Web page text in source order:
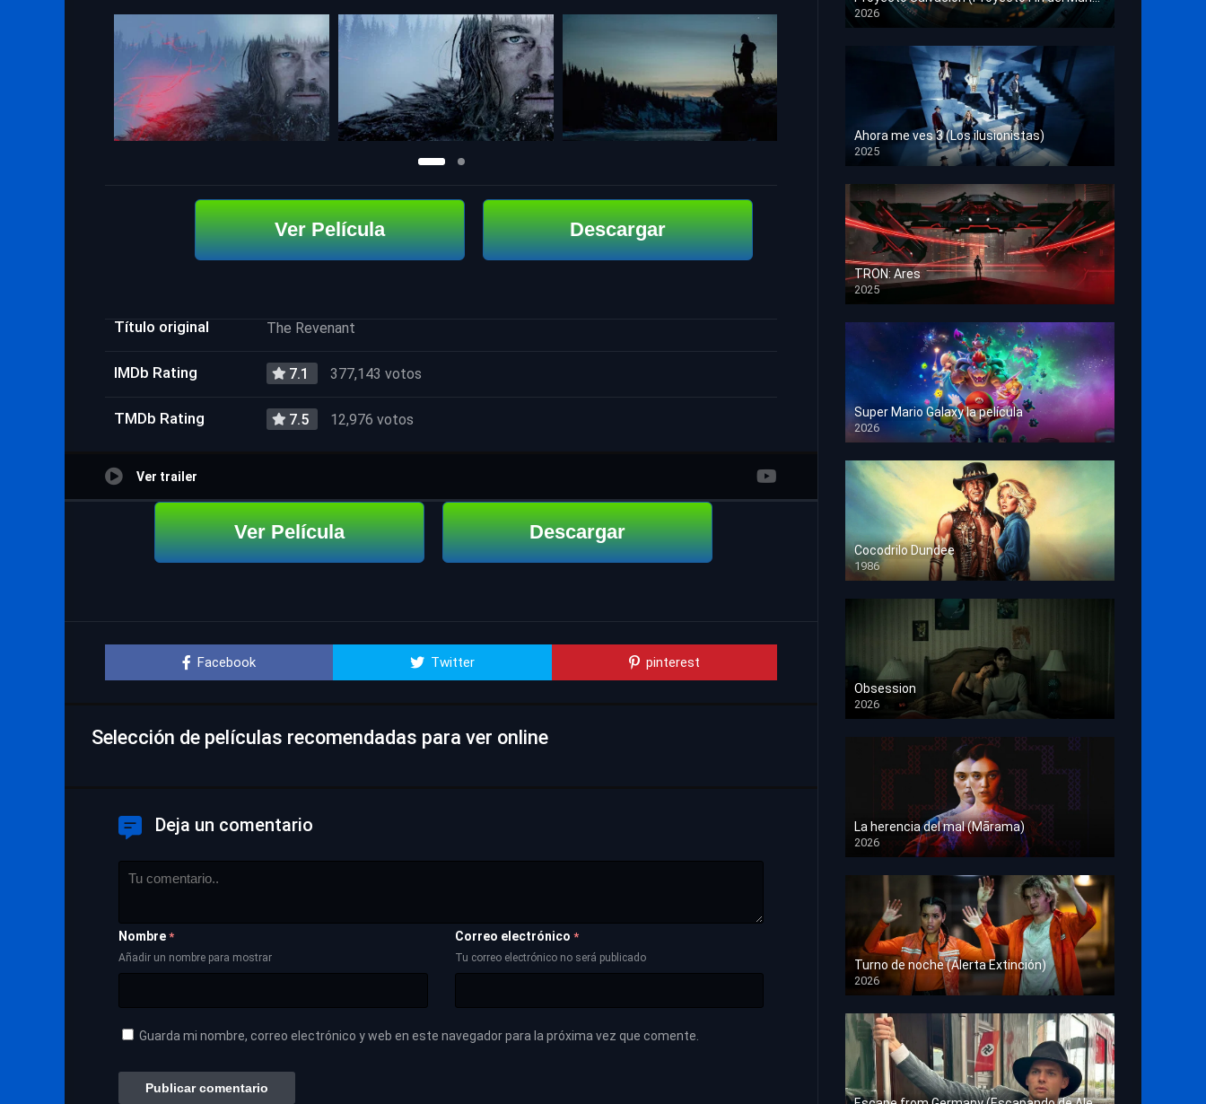
Ver Película Descargar
Título original The Revenant
IMDb Rating 7.1 377,143 votos
TMDb Rating 7.5 12,976 votos
Ver trailer
Ver Película Descargar
Facebook Twitter pinterest
Selección de películas recomendadas para ver online
Deja un comentario
Nombre *
Añadir un nombre para mostrar
Correo electrónico *
Tu correo electrónico no será publicado
Guarda mi nombre, correo electrónico y web en este navegador para la próxima vez que comente.
2026
HD 1080p
Ahora me ves 3 (Los ilusionistas)
2025
HD 1080p
TRON: Ares
2025
HD 1080p
Super Mario Galaxy la película
2026
HD 1080p
Cocodrilo Dundee
1986
HD 1080p
Obsession
2026
HD 1080p
La herencia del mal (Mārama)
2026
HD 1080p
Turno de noche (Alerta Extinción)
2026
HD 1080p